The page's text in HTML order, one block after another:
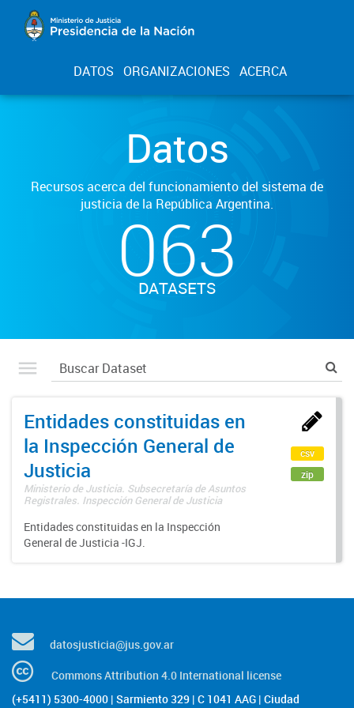
DATOS ORGANIZACIONES ACERCA
Datos
Recursos acerca del funcionamiento del sistema de
justicia de la República Argentina.
063
DATASETS
Entidades constituidas en
la Inspección General de
Justicia
Ministerio de Justicia. Subsecretaría de Asuntos
Registrales. Inspección General de Justicia
Entidades constituidas en la Inspección
General de Justicia -IGJ.
csv
zip
datosjusticia@jus.gov.ar
Commons Attribution 4.0 International license
(+5411) 5300-4000 | Sarmiento 329 | C 1041 AAG | Ciudad